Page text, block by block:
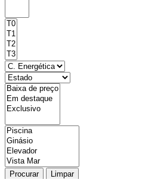
Procurar Limpar